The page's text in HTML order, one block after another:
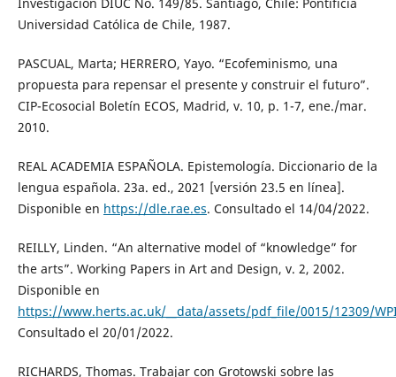
Universidad Católica de Chile, 1987.
PASCUAL, Marta; HERRERO, Yayo. “Ecofeminismo, una
propuesta para repensar el presente y construir el futuro”.
CIP-Ecosocial Boletín ECOS, Madrid, v. 10, p. 1-7, ene./mar.
2010.
REAL ACADEMIA ESPAÑOLA. Epistemología. Diccionario de la
lengua española. 23a. ed., 2021 [versión 23.5 en línea].
Disponible en https://dle.rae.es. Consultado el 14/04/2022.
REILLY, Linden. “An alternative model of “knowledge” for
the arts”. Working Papers in Art and Design, v. 2, 2002.
Disponible en
https://www.herts.ac.uk/__data/assets/pdf_file/0015/12309/
Consultado el 20/01/2022.
RICHARDS, Thomas. Trabajar con Grotowski sobre las